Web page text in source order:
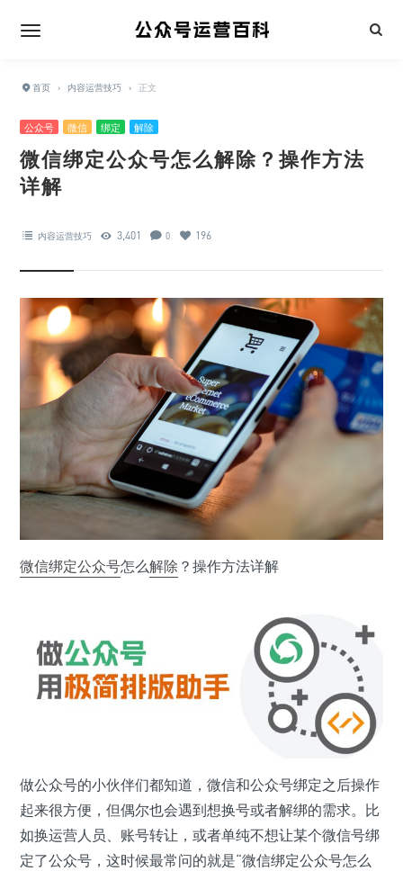
首页 › 内容运营技巧 › 正文
公众号 微信 绑定 解除
微信绑定公众号怎么解除？操作方法
详解
内容运营技巧 3,401 0 196
微信绑定公众号怎么解除 ？操作方法详解
做公众号的小伙伴们都知道，微信和公众号绑定之后操作
起来很方便，但偶尔也会遇到想换号或者解绑的需求。比
如换运营人员、账号转让，或者单纯不想让某个微信号绑
定了公众号，这时候最常问的就是“微信绑定公众号怎么